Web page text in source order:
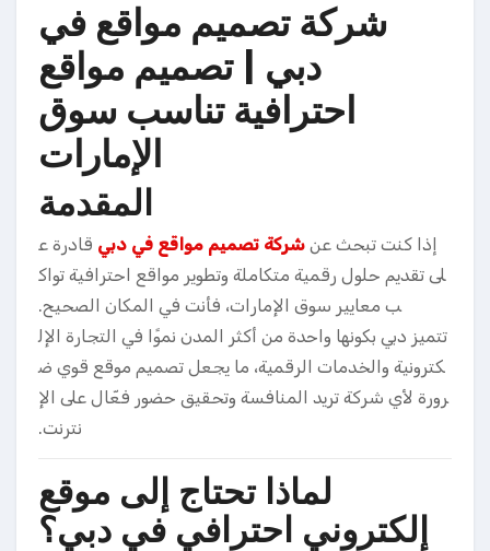
شركة تصميم مواقع في
دبي | تصميم مواقع
احترافية تناسب سوق
الإمارات
المقدمة
إذا كنت تبحث عن شركة تصميم مواقع في دبي قادرة ع
لى تقديم حلول رقمية متكاملة وتطوير مواقع احترافية تواك
ب معايير سوق الإمارات، فأنت في المكان الصحيح.
تتميز دبي بكونها واحدة من أكثر المدن نموًا في التجارة الإل
كترونية والخدمات الرقمية، ما يجعل تصميم موقع قوي ض
رورة لأي شركة تريد المنافسة وتحقيق حضور فعّال على الإ
نترنت.
لماذا تحتاج إلى موقع
إلكتروني احترافي في دبي؟